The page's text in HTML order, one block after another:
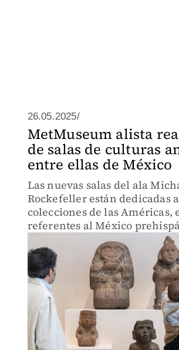
26.05.2025/
MetMuseum alista
de salas de culturas
entre ellas de México
Las nuevas salas del ala
Rockefeller están dedicadas
colecciones de las Américas,
referentes al México
colonial, África y Oceanía,